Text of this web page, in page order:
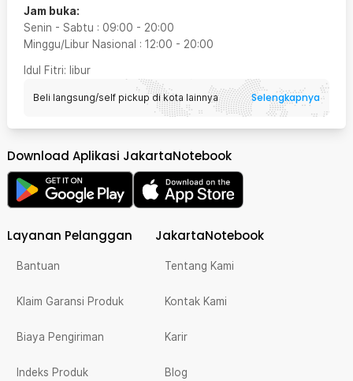
Jam buka:
Senin - Sabtu : 09:00 - 20:00
Minggu/Libur Nasional : 12:00 - 20:00
Idul Fitri: libur
Beli langsung/self pickup di kota lainnya Selengkapnya
Download Aplikasi JakartaNotebook
Layanan Pelanggan
Bantuan
Klaim Garansi Produk
Biaya Pengiriman
Indeks Produk
JakartaNotebook
Tentang Kami
Kontak Kami
Karir
Blog